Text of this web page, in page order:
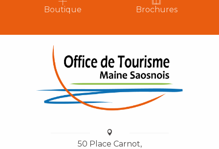
Boutique Brochures
50 Place Carnot,